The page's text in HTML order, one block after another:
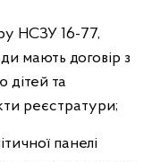
НСЗУ 16-77,
мають договір з
дітей та
реєстратури;
панелі